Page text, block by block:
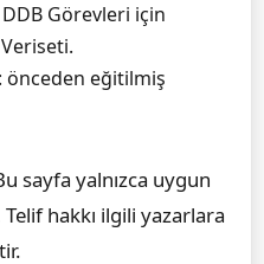
Görevleri için
önceden eğitilmiş
sayfa yalnızca uygun
hakkı ilgili yazarlara